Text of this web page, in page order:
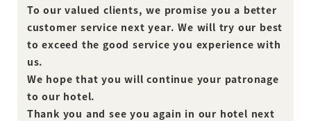
To our valued clients, we promise you a better
customer service next year. We will try our best
to exceed the good service you experience with
us.
We hope that you will continue your patronage
to our hotel.
Thank you and see you again in our hotel next